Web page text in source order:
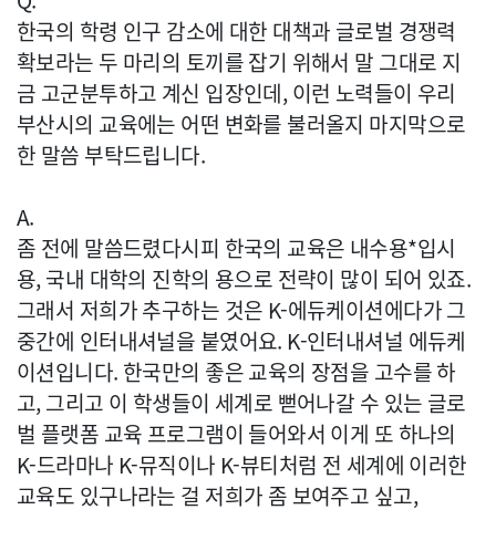
한국의 학령 인구 감소에 대한 대책과 글로벌 경쟁력
확보라는 두 마리의 토끼를 잡기 위해서 말 그대로 지
금 고군분투하고 계신 입장인데, 이런 노력들이 우리
부산시의 교육에는 어떤 변화를 불러올지 마지막으로
한 말씀 부탁드립니다.
A.
좀 전에 말씀드렸다시피 한국의 교육은 내수용*입시
용, 국내 대학의 진학의 용으로 전략이 많이 되어 있죠.
그래서 저희가 추구하는 것은 K-에듀케이션에다가 그
중간에 인터내셔널을 붙였어요. K-인터내셔널 에듀케
이션입니다. 한국만의 좋은 교육의 장점을 고수를 하
고, 그리고 이 학생들이 세계로 뻗어나갈 수 있는 글로
벌 플랫폼 교육 프로그램이 들어와서 이게 또 하나의
K-드라마나 K-뮤직이나 K-뷰티처럼 전 세계에 이러한
교육도 있구나라는 걸 저희가 좀 보여주고 싶고,